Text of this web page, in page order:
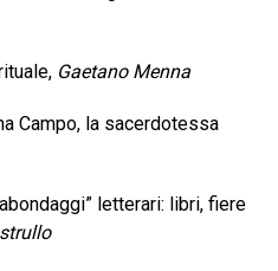
Gaetano Menna
Campo, la sacerdotessa
letterari: libri, fiere